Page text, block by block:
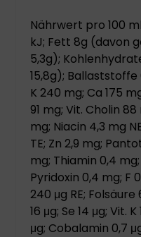
Nährwert pro 100
kJ; Fett 8g (davon
5,3g);
15,8g); Ballaststoffe
K 240 mg; Ca 175
91 mg; Vit. Cholin
mg; Niacin 4,3 mg
TE; Zn 2,9 mg;
mg; Thiamin 0,4
Pyridoxin 0,4 mg; F
240 μg RE; Folsäure
16 μg; Se 14 μg; Vit.
μg; Cobalamin 0,7